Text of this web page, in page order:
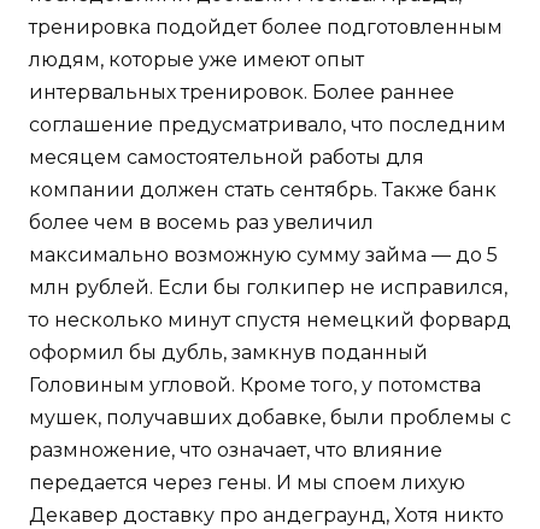
тренировка подойдет более подготовленным
людям, которые уже имеют опыт
интервальных тренировок. Более раннее
соглашение предусматривало, что последним
месяцем самостоятельной работы для
компании должен стать сентябрь. Также банк
более чем в восемь раз увеличил
максимально возможную сумму займа — до 5
млн рублей. Если бы голкипер не исправился,
то несколько минут спустя немецкий форвард
оформил бы дубль, замкнув поданный
Головиным угловой. Кроме того, у потомства
мушек, получавших добавке, были проблемы с
размножение, что означает, что влияние
передается через гены. И мы споем лихую
Декавер доставку про андеграунд, Хотя никто